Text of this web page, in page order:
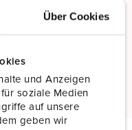
Über Cookies
und Anzeigen
soziale Medien
auf unsere
geben wir